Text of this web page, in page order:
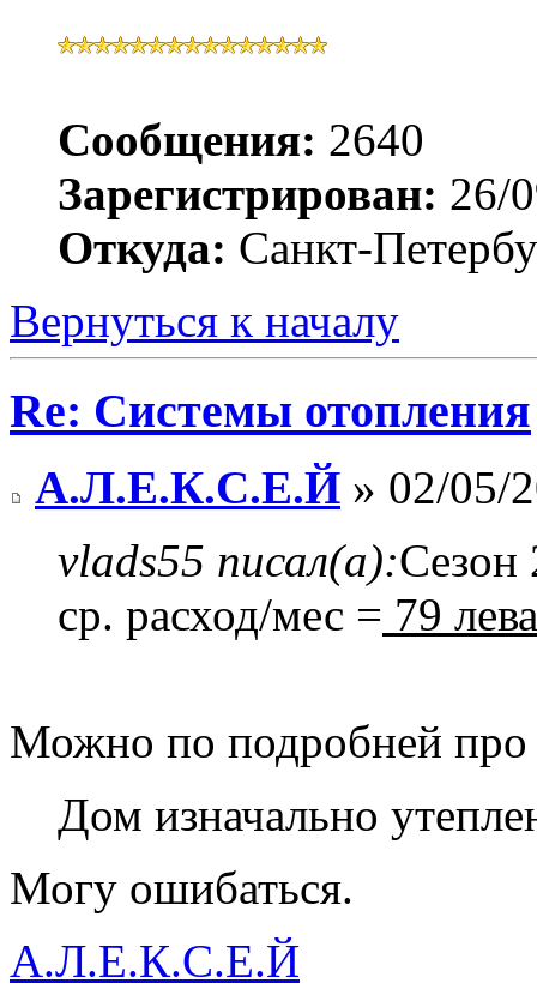
Сообщения: 2640
Зарегистрирован: 26/
Откуда: Санкт-
Вернуться к началу
Re: Системы отопления
А.Л.Е.К.С.Е.Й » 02/05/
vlads55 писал(а):Сезон
ср. расход/мес = 79 лева
Можно по подробней
Дом изначально
Могу ошибаться.
А.Л.Е.К.С.Е.Й